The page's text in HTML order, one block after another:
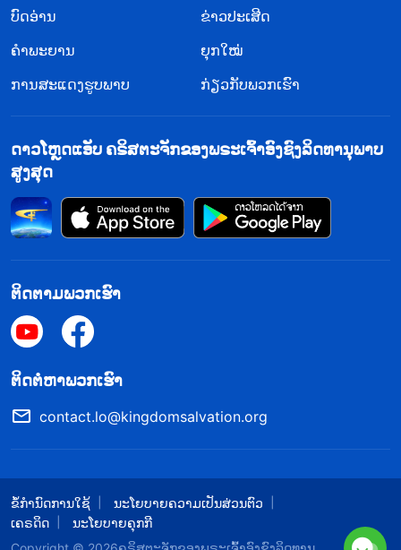
ຍອມຮັບສິ່ງທີ່ພວກເຂົາເວົ້າ, ແຕ່ທີ່ຈິງແລ້ວ ຂ້ອຍຍຶດຕິດກັບ
ຄວາມຄິດຂອງຂ້ອຍເອງ. ຂ້ອຍປ່ຽນສະເພາະສິ່ງທີ່ເໝາະສົມ
ກັບຂ້ອຍເທົ່ານັ້ນ ແລະ ປະຕິເສດທີ່ຈະປ່ຽນສິ່ງທີ່ຂ້ອຍບໍ່
ຢັບຢັ້ງເອື້ອຍນ້ອງຄົນໜຶ່ງແບບນັ້ນ. ຂ້ອຍຮັບຮູ້ວ່າຂ້ອຍອວດດີ
ເກີນຄວາມຮູ້ສຶກທັງໝົດ. ຂ້ອຍບໍ່ມີເຫດຜົນໂດຍສິ້ນເຊີງ!
ຂ້ອຍອວດດີຫຼາຍ ແລະ ຖືວ່າຕົວເອງຊອບທຳຈົນຂ້ອຍບໍ່
ເຮັດໃຫ້ວຽກຂອງພວກເຮົາບໍ່ດີຂຶ້ນ, ແຕ່ສະພາວະຂອງຂ້ອຍ
ເອງກໍ່ຍັງຊຸດໂຊມລົງ. ຖ້າບໍ່ຜະເຊີນກັບຄວາມລົ້ມເຫຼວ ແລະ
ພຣະເຈົ້າເພື່ອໄຕ່ຕອງ ແລະ ຮູ້ຈັກຕົວເອງ. ຖ້າຂ້ອຍບໍ່ຫວນກັບ
ຄືນ, ແຕ່ດຳເນີນຊີວິດຕາມອຸປະນິໄສທີ່ອວດດີຂອງຂ້ອຍຕໍ່ໄປ,
ຄົນອື່ນໆຄົງຈະປະຕິເສດຂ້ອຍ ແລະ ພຣະເຈົ້າຄົງຈະລັງກຽດ
ຂ້ອຍ. ຂ້ອຍຮູ້ສຶກເສຍໃຈ ແລະ ຮູ້ສຶກຢ້ານເລັກນ້ອຍກັບ
ຄວາມຄິດນັ້ນ. ຂ້ອຍມາຢູ່ຕໍ່ໜ້າພຣະເຈົ້າທັນທີໃນຄຳ
ອະທິຖານ, ເຕັມໃຈທີ່ຈະກັບໃຈ.
ບົດອ່ານ
ຂ່າວປະເສີດ
ຄຳພະຍານ
ຍຸກໃໝ່
ການສະແດງຮູບພາບ
ກ່ຽວກັບພວກເຮົາ
ດາວໂຫຼດແອັບ ຄຣິສຕະຈັກຂອງພຣະເຈົ້າອົງຊົງລິດທານຸພາບ
ສູງສຸດ
ຕິດຕາມພວກເຮົາ
​ຕິດ​ຕໍ່​ຫາ​ພວກ​ເຮົາ
contact.lo@kingdomsalvation.org
ຂໍ້ກຳນົດການໃຊ້
ນະໂຍບາຍຄວາມເປັນສ່ວນຕົວ
ເຄຣດິດ
ນະໂຍບາຍຄຸກກີ